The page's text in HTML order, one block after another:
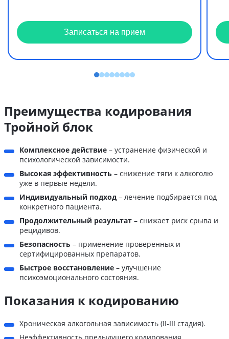
Записаться на прием
Преимущества кодирования
Тройной блок
Комплексное действие – устранение физической и
психологической зависимости.
Высокая эффективность – снижение тяги к алкоголю
уже в первые недели.
Индивидуальный подход – лечение подбирается под
конкретного пациента.
Продолжительный результат – снижает риск срыва и
рецидивов.
Безопасность – применение проверенных и
сертифицированных препаратов.
Быстрое восстановление – улучшение
психоэмоционального состояния.
Показания к кодированию
Хроническая алкогольная зависимость (II-III стадия).
Неэффективность предыдущего кодирования.